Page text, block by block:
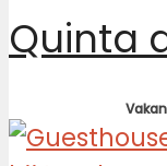
Quinta